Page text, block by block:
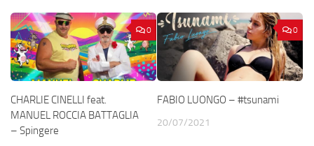
0
CHARLIE CINELLI feat.
MANUEL ROCCIA BATTAGLIA
– Spingere
0
FABIO LUONGO – #tsunami
20/07/2021